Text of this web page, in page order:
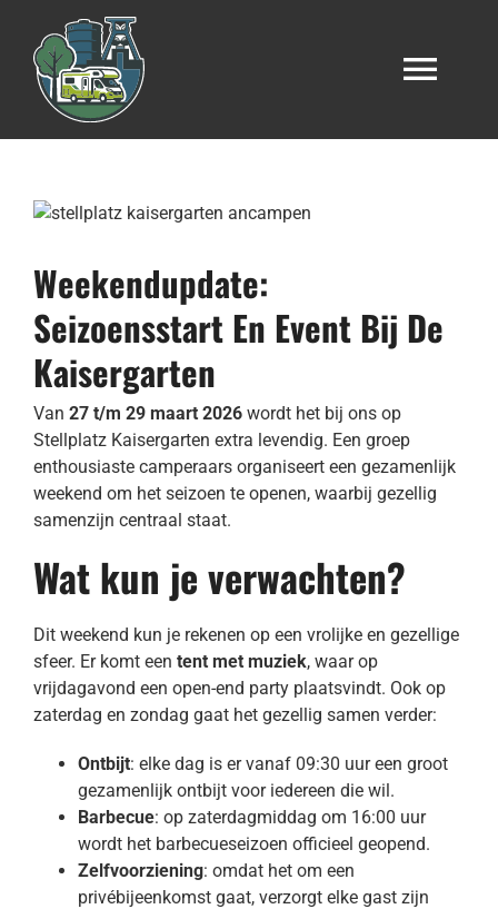
inhoud
in-/
Onze accommodaties
Camper huren
Contact
NL
Weekendupdate:
Seizoensstart En Event Bij De
Kaisergarten
Van 27 t/m 29 maart 2026wordt het bij ons op
Stellplatz Kaisergarten extra levendig. Een groep
enthousiaste camperaars organiseert een gezamenlijk
weekend om het seizoen te openen, waarbij gezellig
samenzijn centraal staat.
Wat kun je verwachten?
Dit weekend kun je rekenen op een vrolijke en gezellige
sfeer. Er komt een tent met muziek, waar op
vrijdagavond een open-end party plaatsvindt. Ook op
zaterdag en zondag gaat het gezellig samen verder:
Ontbijt: elke dag is er vanaf 09:30 uur een groot
gezamenlijk ontbijt voor iedereen die wil.
Barbecue: op zaterdagmiddag om 16:00 uur
wordt het barbecueseizoen officieel geopend.
Zelfvoorziening: omdat het om een
privébijeenkomst gaat, verzorgt elke gast zijn